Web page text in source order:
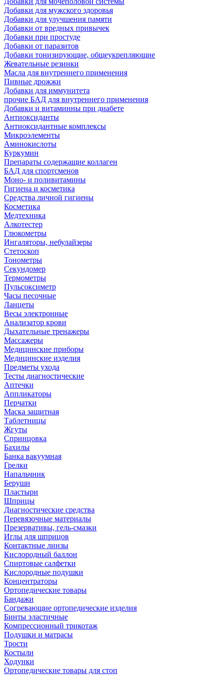
Добавки для мужского здоровья
Добавки для улучшения памяти
Добавки от вредных привычек
Добавки при простуде
Добавки от паразитов
Добавки тонизирующие, общеукрепляющие
Жевательные резинки
Масла для внутреннего применения
Пивные дрожжи
Добавки для иммунитета
прочие БАД для внутреннего применения
Добавки и витаминны при диабете
Антиоксиданты
Антиоксидантные комплексы
Микроэлементы
Аминокислоты
Куркумин
Препараты содержащие коллаген
БАД для спортсменов
Моно- и поливитамины
Гигиена и косметика
Средства личной гигиены
Косметика
Медтехника
Алкотестер
Глюкометры
Ингаляторы, небулайзеры
Стетоскоп
Тонометры
Секундомер
Термометры
Пульсоксиметр
Часы песочные
Ланцеты
Весы электронные
Анализатор крови
Дыхательные тренажеры
Массажеры
Медицинские приборы
Медицинские изделия
Предметы ухода
Тесты диагностические
Аптечки
Аппликаторы
Перчатки
Маска защитная
Таблетницы
Жгуты
Спринцовка
Бахилы
Банка вакуумная
Грелки
Напальчник
Беруши
Пластыри
Шприцы
Диагностические средства
Перевязочные материалы
Презервативы, гель-смазки
Иглы для шприцов
Контактные линзы
Кислородный баллон
Спиртовые салфетки
Кислородные подушки
Концентраторы
Ортопедические товары
Бандажи
Согревающие ортопедические изделия
Бинты эластичные
Компрессионный трикотаж
Подушки и матрасы
Трости
Костыли
Ходунки
Ортопедические товары для стоп